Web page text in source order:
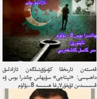
قەستەن تارىخقا كۆمۈۋېتىلگەن ئازادلىق
داھىيسى: «نېتاجى» سۇبھاس چاندرا بوس ۋە
قىسسىدىن ئۇيغۇرلارغا ھىسسە 8-بۆلۈم